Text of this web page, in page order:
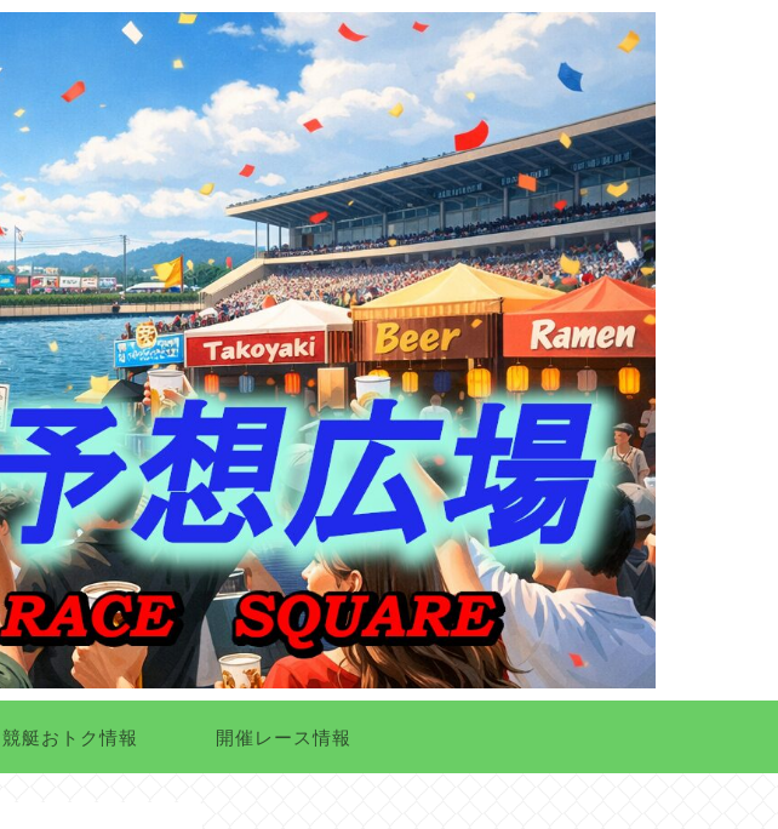
競艇おトク情報 開催レース情報